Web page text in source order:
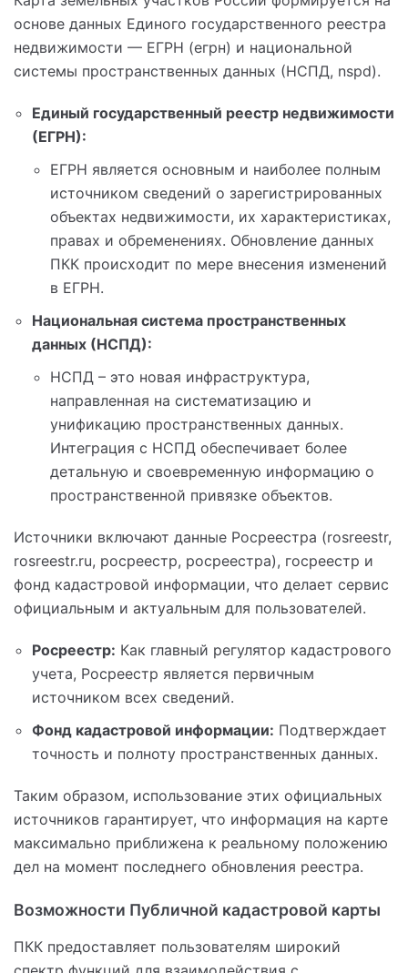
основе данных Единого государственного реестра
недвижимости — ЕГРН (егрн) и национальной
системы пространственных данных (НСПД, nspd).
Единый государственный реестр недвижимости
(ЕГРН):
ЕГРН является основным и наиболее полным
источником сведений о зарегистрированных
объектах недвижимости, их характеристиках,
правах и обременениях. Обновление данных
ПКК происходит по мере внесения изменений
в ЕГРН.
Национальная система пространственных
данных (НСПД):
НСПД – это новая инфраструктура,
направленная на систематизацию и
унификацию пространственных данных.
Интеграция с НСПД обеспечивает более
детальную и своевременную информацию о
пространственной привязке объектов.
Источники включают данные Росреестра (rosreestr,
rosreestr.ru, росреестр, росреестра), госреестр и
фонд кадастровой информации, что делает сервис
официальным и актуальным для пользователей.
Росреестр: Как главный регулятор кадастрового
учета, Росреестр является первичным
источником всех сведений.
Фонд кадастровой информации: Подтверждает
точность и полноту пространственных данных.
Таким образом, использование этих официальных
источников гарантирует, что информация на карте
максимально приближена к реальному положению
дел на момент последнего обновления реестра.
Возможности Публичной кадастровой карты
ПКК предоставляет пользователям широкий